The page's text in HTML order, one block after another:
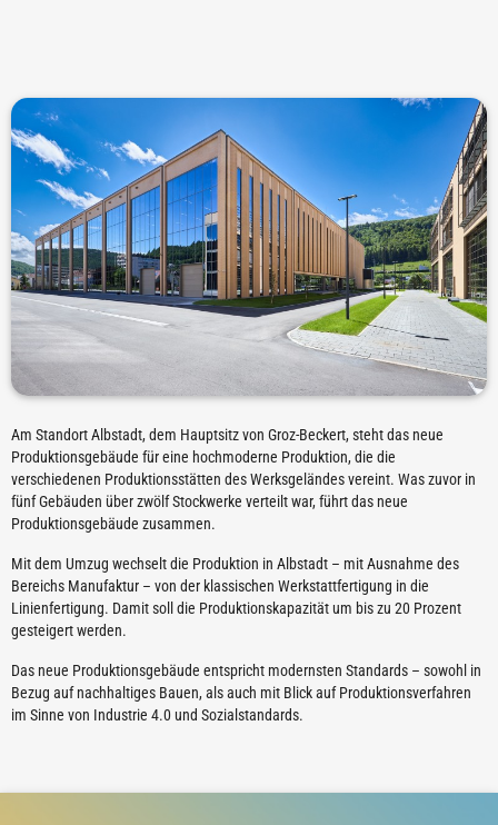
Am Standort Albstadt, dem Hauptsitz von Groz-Beckert, steht das neue
Produktionsgebäude für eine hochmoderne Produktion, die die
verschiedenen Produktionsstätten des Werksgeländes vereint. Was zuvor in
fünf Gebäuden über zwölf Stockwerke verteilt war, führt das neue
Produktionsgebäude zusammen.
Mit dem Umzug wechselt die Produktion in Albstadt – mit Ausnahme des
Bereichs Manufaktur – von der klassischen Werkstattfertigung in die
Linienfertigung. Damit soll die Produktionskapazität um bis zu 20 Prozent
gesteigert werden.
Das neue Produktionsgebäude entspricht modernsten Standards – sowohl in
Bezug auf nachhaltiges Bauen, als auch mit Blick auf Produktionsverfahren
im Sinne von Industrie 4.0 und Sozialstandards.